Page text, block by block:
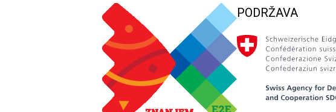
PODRŽAVA